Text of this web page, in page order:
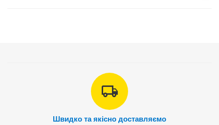
Швидко та якісно доставляємо